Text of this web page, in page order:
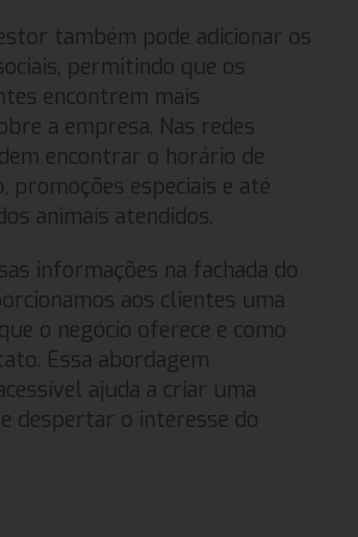
também pode adicionar os
permitindo que os
encontrem mais
a empresa. Nas redes
encontrar o horário de
promoções especiais e até
animais atendidos.
informações na fachada do
aos clientes uma
o negócio oferece e como
Essa abordagem
ajuda a criar uma
despertar o interesse do